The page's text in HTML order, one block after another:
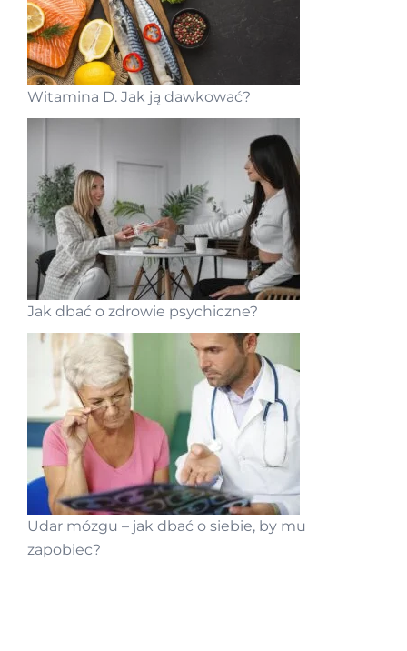
Witamina D. Jak ją dawkować?
Jak dbać o zdrowie psychiczne?
Udar mózgu – jak dbać o siebie, by mu
zapobiec?